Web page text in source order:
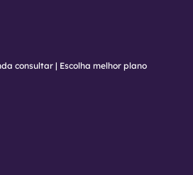
consultar | Escolha melhor plano